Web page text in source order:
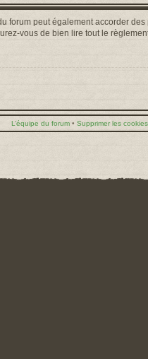
forum peut également accorder
vous de bien lire tout le
L’équipe du forum • Supprimer les